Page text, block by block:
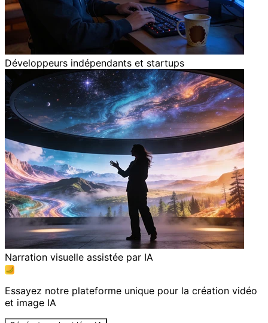
Développeurs indépendants et startups
Narration visuelle assistée par IA
Essayez notre plateforme unique pour la création vidéo
et image IA